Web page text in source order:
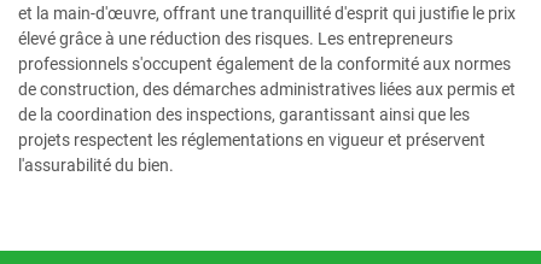
et la main-d'œuvre, offrant une tranquillité d'esprit qui justifie le prix
élevé grâce à une réduction des risques. Les entrepreneurs
professionnels s'occupent également de la conformité aux normes
de construction, des démarches administratives liées aux permis et
de la coordination des inspections, garantissant ainsi que les
projets respectent les réglementations en vigueur et préservent
l'assurabilité du bien.